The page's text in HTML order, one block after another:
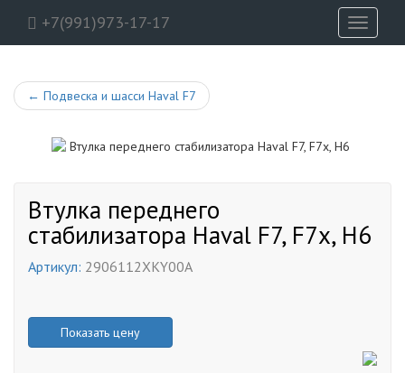
+7(991)973-17-17
Toggle
← Подвеска и шасси Haval F7
Втулка переднего
стабилизатора Haval F7, F7x, H6
Артикул: 2906112XKY00A
Показать цену